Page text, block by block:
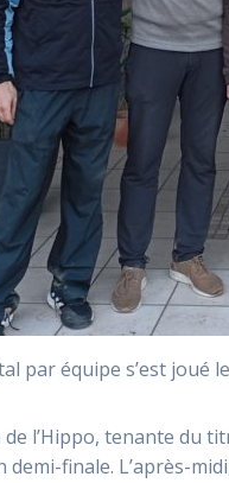
par équipe s’est joué
de l’Hippo, tenante
demi-finale. L’après-